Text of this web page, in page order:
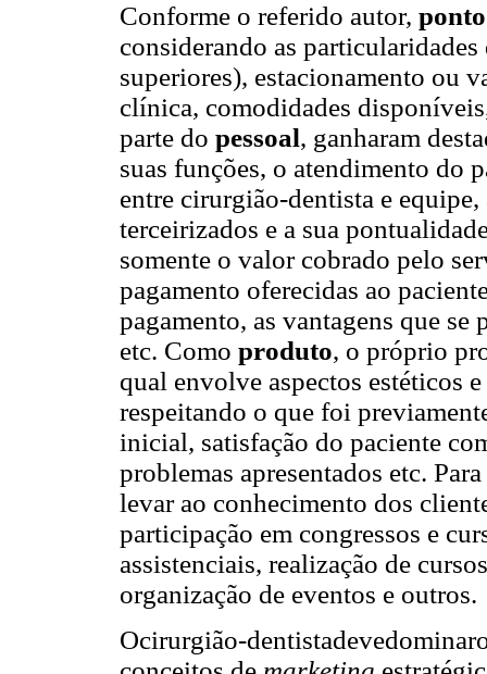
Conforme o referido autor,
considerando as
superiores), estacionamento ou
clínica, comodidades
parte do pessoal, ganharam
suas funções, o atendimento do
entre cirurgião-dentista e
terceirizados e a sua
somente o valor cobrado pelo
pagamento oferecidas ao
pagamento, as vantagens que
etc. Como produto, o próprio
qual envolve aspectos estéticos
respeitando o que foi
inicial, satisfação do paciente
problemas apresentados etc.
levar ao conhecimento dos
participação em congressos e
assistenciais, realização de
organização de eventos e outros.
Ocirurgião-